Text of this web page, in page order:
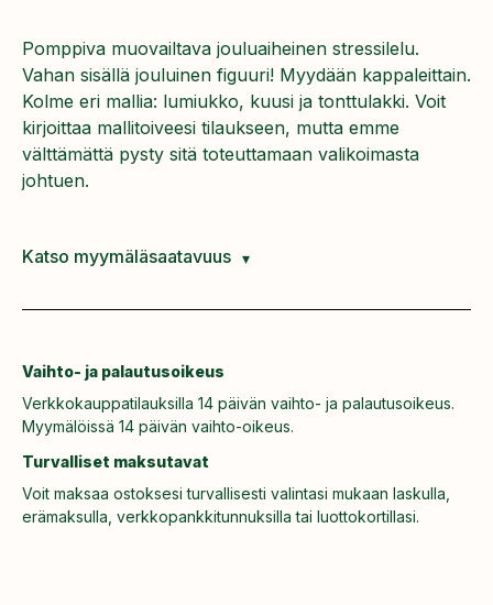
Pomppiva muovailtava jouluaiheinen stressilelu.
Vahan sisällä jouluinen figuuri! Myydään kappaleittain.
Kolme eri mallia: lumiukko, kuusi ja tonttulakki. Voit
kirjoittaa mallitoiveesi tilaukseen, mutta emme
välttämättä pysty sitä toteuttamaan valikoimasta
johtuen.
Katso myymäläsaatavuus
Vaihto- ja palautusoikeus
Verkkokauppatilauksilla 14 päivän vaihto- ja palautusoikeus.
Myymälöissä 14 päivän vaihto-oikeus.
Turvalliset maksutavat
Voit maksaa ostoksesi turvallisesti valintasi mukaan laskulla,
erämaksulla, verkkopankkitunnuksilla tai luottokortillasi.